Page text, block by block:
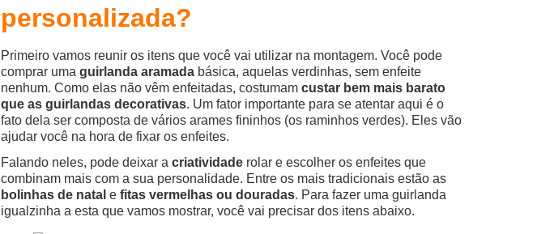
personalizada?
Primeiro vamos reunir os itens que você vai utilizar na montagem. Você pode
comprar uma guirlanda aramada básica, aquelas verdinhas, sem enfeite
nenhum. Como elas não vêm enfeitadas, costumam custar bem mais barato
que as guirlandas decorativas. Um fator importante para se atentar aqui é o
fato dela ser composta de vários arames fininhos (os raminhos verdes). Eles vão
ajudar você na hora de fixar os enfeites.
Falando neles, pode deixar a criatividade rolar e escolher os enfeites que
combinam mais com a sua personalidade. Entre os mais tradicionais estão as
bolinhas de natal e fitas vermelhas ou douradas. Para fazer uma guirlanda
igualzinha a esta que vamos mostrar, você vai precisar dos itens abaixo.